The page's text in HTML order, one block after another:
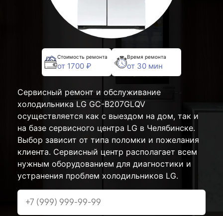
Стоимость ремонта
от 1700 ₽
Время ремонта
от 30 мин
Сервисный ремонт и обслуживание
холодильника LG GC-B207GLQV
осуществляется как с выездом на дом, так и
на базе сервисного центра LG в Челябинске.
Выбор зависит от типа поломки и пожелания
клиента. Сервисный центр располагает всем
нужным оборудованием для диагностики и
устранения проблем холодильников LG.